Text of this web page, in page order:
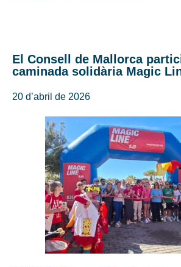
El Consell de Mallorca
caminada solidària Magic
20 d’abril de 2026